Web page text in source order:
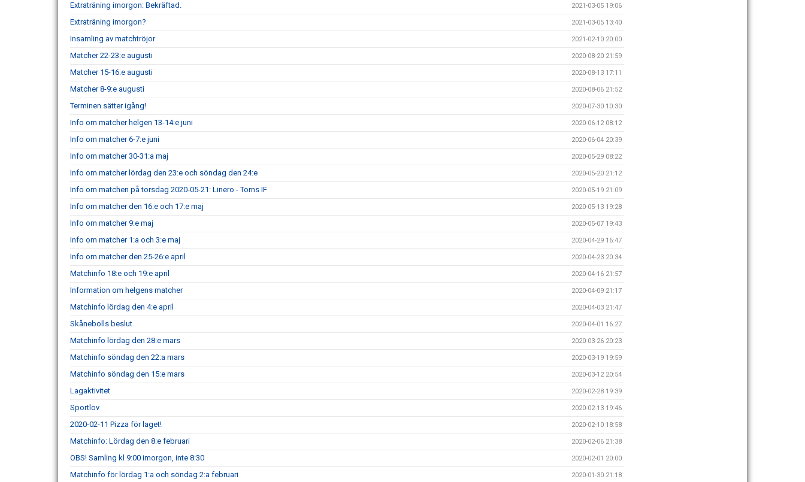
Extraträning imorgon: Bekräftad. 2021-03-05 19:06
Extraträning imorgon? 2021-03-05 13:40
Insamling av matchtröjor 2021-02-10 20:00
Matcher 22-23:e augusti 2020-08-20 21:59
Matcher 15-16:e augusti 2020-08-13 17:11
Matcher 8-9:e augusti 2020-08-06 21:52
Terminen sätter igång! 2020-07-30 10:30
Info om matcher helgen 13-14:e juni 2020-06-12 08:12
Info om matcher 6-7:e juni 2020-06-04 20:39
Info om matcher 30-31:a maj 2020-05-29 08:22
Info om matcher lördag den 23:e och söndag den 24:e 2020-05-20 21:12
Info om matchen på torsdag 2020-05-21: Linero - Torns IF 2020-05-19 21:09
Info om matcher den 16:e och 17:e maj 2020-05-13 19:28
Info om matcher 9:e maj 2020-05-07 19:43
Info om matcher 1:a och 3:e maj 2020-04-29 16:47
Info om matcher den 25-26:e april 2020-04-23 20:34
Matchinfo 18:e och 19:e april 2020-04-16 21:57
Information om helgens matcher 2020-04-09 21:17
Matchinfo lördag den 4:e april 2020-04-03 21:47
Skånebolls beslut 2020-04-01 16:27
Matchinfo lördag den 28:e mars 2020-03-26 20:23
Matchinfo söndag den 22:a mars 2020-03-19 19:59
Matchinfo söndag den 15:e mars 2020-03-12 20:54
Lagaktivitet 2020-02-28 19:39
Sportlov 2020-02-13 19:46
2020-02-11 Pizza för laget! 2020-02-10 18:58
Matchinfo: Lördag den 8:e februari 2020-02-06 21:38
OBS! Samling kl 9:00 imorgon, inte 8:30 2020-02-01 20:00
Matchinfo för lördag 1:a och söndag 2:a februari 2020-01-30 21:18